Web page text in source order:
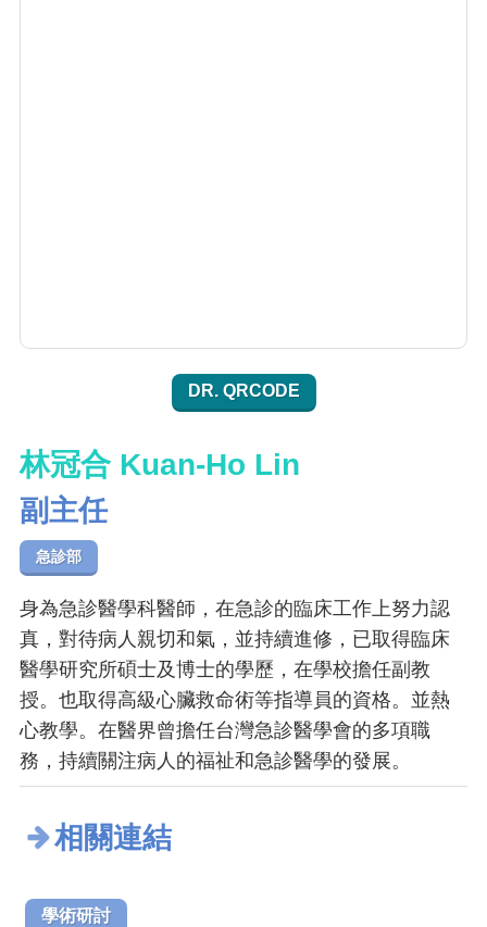
DR. QRCODE
林冠合 Kuan-Ho Lin
副主任
急診部
身為急診醫學科醫師，在急診的臨床工作上努力認
真，對待病人親切和氣，並持續進修，已取得臨床
醫學研究所碩士及博士的學歷，在學校擔任副教
授。也取得高級心臟救命術等指導員的資格。並熱
心教學。在醫界曾擔任台灣急診醫學會的多項職
務，持續關注病人的福祉和急診醫學的發展。
相關連結
學術研討